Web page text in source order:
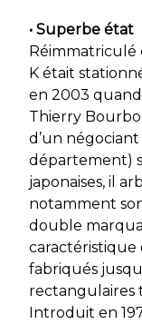
• Superbe état
Réimmatriculé
K était
en 2003
Thierry
d’un
département)
japonaises, il
notamment
double
caractéristique
fabriqués
rectangulaires
Introduit en